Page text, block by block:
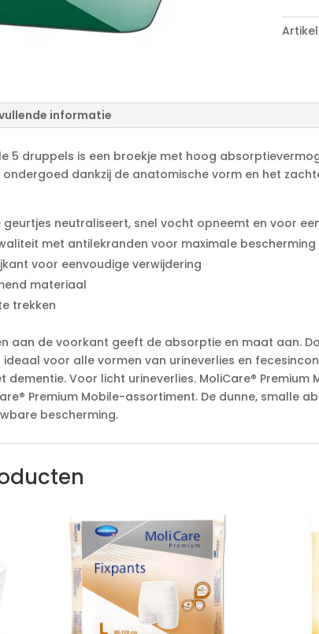
r
i
:
informatie
5 druppels is een broekje met hoog
dankzij de anatomische vorm en het
neutraliseert, snel vocht opneemt en voor
met antilekranden voor maximale
voor eenvoudige verwijdering
materiaal
trekken
aan de voorkant geeft de absorptie en maat aan.
ideaal voor alle vormen van urineverlies en
dementie. Voor licht urineverlies. MoliCare®
Premium Mobile-assortiment. De dunne, smalle
bescherming.